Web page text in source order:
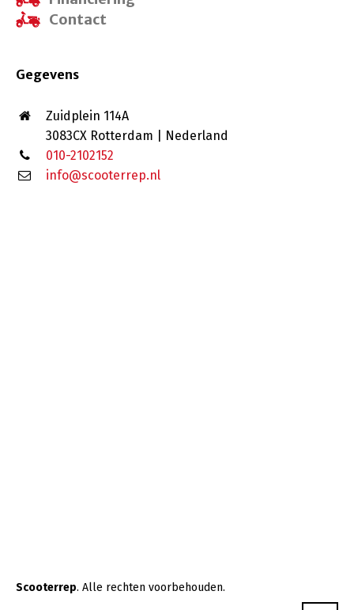
Contact
Gegevens
Zuidplein 114A
3083CX Rotterdam | Nederland
010-2102152
info@scooterrep.nl
Scooterrep. Alle rechten voorbehouden.